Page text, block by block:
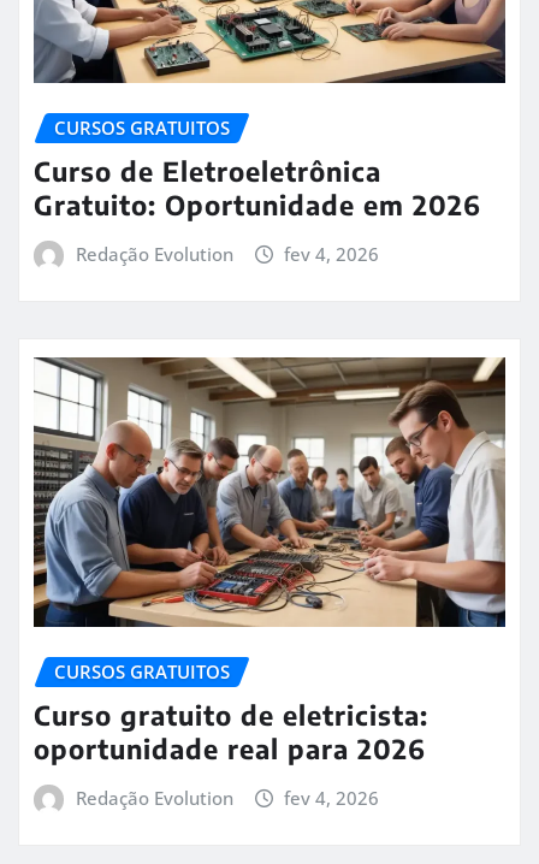
CURSOS GRATUITOS
Curso de Eletroeletrônica
Gratuito: Oportunidade em 2026
Redação Evolution fev 4, 2026
CURSOS GRATUITOS
Curso gratuito de eletricista:
oportunidade real para 2026
Redação Evolution fev 4, 2026